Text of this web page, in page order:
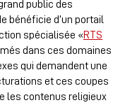
public des
bénéficie d’un portail
spécialisée «RTS
dans ces domaines
qui demandent une
et ces coupes
les contenus religieux